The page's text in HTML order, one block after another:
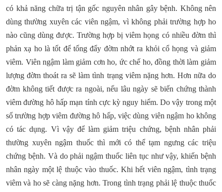
có khả năng chữa trị tận gốc nguyên nhân gây bệnh. Không nên
dùng thường xuyên các viên ngậm, vì không phải trường hợp ho
nào cũng dùng được. Trường hợp bị viêm họng có nhiều đờm thì
phản xạ ho là tốt để tống đẩy đờm nhớt ra khỏi cổ họng và giảm
viêm. Viên ngậm làm giảm cơn ho, ức chế ho, đồng thời làm giảm
lượng đờm thoát ra sẽ làm tình trạng viêm nặng hơn. Hơn nữa do
đờm không tiết được ra ngoài, nếu lâu ngày sẽ biến chứng thành
viêm đường hô hấp mạn tính cực kỳ nguy hiểm. Do vậy trong một
số trường hợp viêm đường hô hấp, việc dùng viên ngậm ho không
có tác dụng. Vì vậy để làm giảm triệu chứng, bệnh nhân phải
thường xuyên ngậm thuốc thì mới có thể tạm ngưng các triệu
chứng bệnh. Và do phải ngậm thuốc liên tục như vậy, khiến bệnh
nhân ngày một lệ thuộc vào thuốc. Khi hết viên ngậm, tình trạng
viêm và ho sẽ càng nặng hơn. Trong tình trạng phải lệ thuộc thuốc